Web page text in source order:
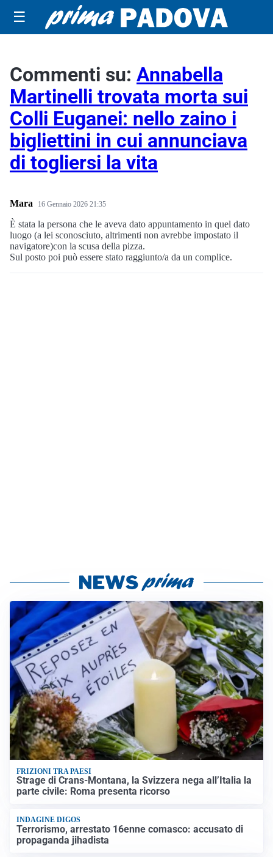
☰
Commenti su: Annabella
Martinelli trovata morta sui
Colli Euganei: nello zaino i
bigliettini in cui annunciava
di togliersi la vita
Mara 16 Gennaio 2026 21:35
È stata la persona che le aveva dato appuntamento in quel dato
luogo (a lei sconosciuto, altrimenti non avrebbe impostato il
navigatore)con la scusa della pizza.
Sul posto poi può essere stato raggiunto/a da un complice.
FRIZIONI TRA PAESI
Strage di Crans-Montana, la Svizzera nega all’Italia la
parte civile: Roma presenta ricorso
INDAGINE DIGOS
Terrorismo, arrestato 16enne comasco: accusato di
propaganda jihadista